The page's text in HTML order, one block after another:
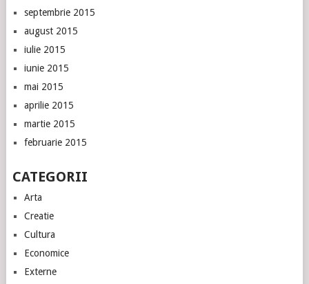
septembrie 2015
august 2015
iulie 2015
iunie 2015
mai 2015
aprilie 2015
martie 2015
februarie 2015
CATEGORII
Arta
Creatie
Cultura
Economice
Externe